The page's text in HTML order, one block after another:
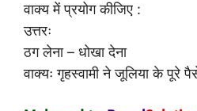
वाक्य में प्रयोग कीजिए :
उत्तरः
ठग लेना – धोखा देना
वाक्यः गृहस्वामी ने जूलिया के पूरे